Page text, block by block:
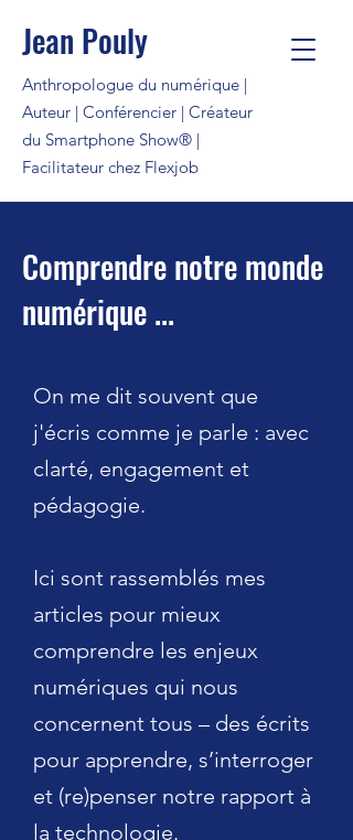
Jean Pouly
Anthropologue du numérique |
Auteur | Conférencier | Créateur
du Smartphone Show® |
Facilitateur chez Flexjob
Comprendre notre monde
numérique ...
On me dit souvent que
j'écris comme je parle : avec
clarté, engagement et
pédagogie.
Ici sont rassemblés mes
articles pour mieux
comprendre les enjeux
numériques qui nous
concernent tous – des écrits
pour apprendre, s’interroger
et (re)penser notre rapport à
la technologie.